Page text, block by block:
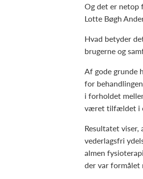
Og det er netop
Lotte Bøgh
Hvad betyder
brugerne og
Af gode grunde
for
i forholdet
været tilfældet i
Resultatet
vederlagsfri
almen
der var